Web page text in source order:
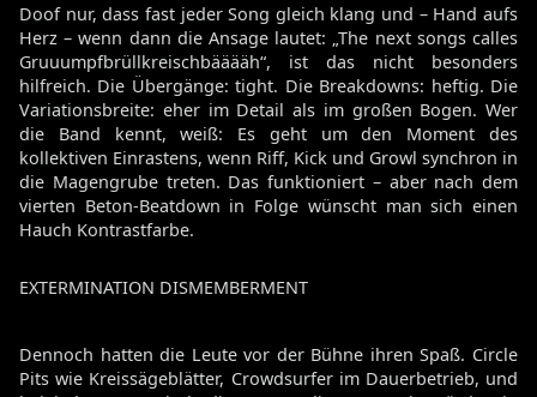
Doof nur, dass fast jeder Song gleich klang und – Hand aufs
Herz – wenn dann die Ansage lautet: „The next songs calles
Gruuumpfbrüllkreischbääääh“, ist das nicht besonders
hilfreich. Die Übergänge: tight. Die Breakdowns: heftig. Die
Variationsbreite: eher im Detail als im großen Bogen. Wer
die Band kennt, weiß: Es geht um den Moment des
kollektiven Einrastens, wenn Riff, Kick und Growl synchron in
die Magengrube treten. Das funktioniert – aber nach dem
vierten Beton-Beatdown in Folge wünscht man sich einen
Hauch Kontrastfarbe.
EXTERMINATION DISMEMBERMENT
Dennoch hatten die Leute vor der Bühne ihren Spaß. Circle
Pits wie Kreissägeblätter, Crowdsurfer im Dauerbetrieb, und